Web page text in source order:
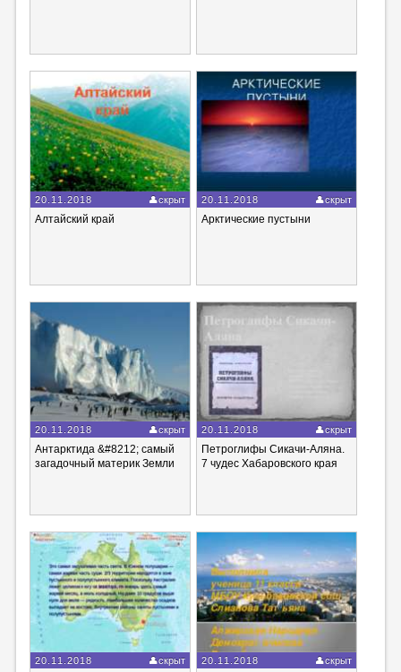
20.11.2018 скрыт
Алтайский край
20.11.2018 скрыт
Арктические пустыни
20.11.2018 скрыт
Антарктида &#8212; самый
загадочный материк Земли
20.11.2018 скрыт
Петроглифы Сикачи-Аляна.
7 чудес Хабаровского края
20.11.2018 скрыт 20.11.2018 скрыт